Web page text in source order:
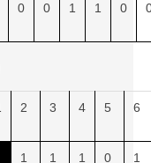
0 0 1 1 0
2 3 4 5 6
1 1 1 0 1